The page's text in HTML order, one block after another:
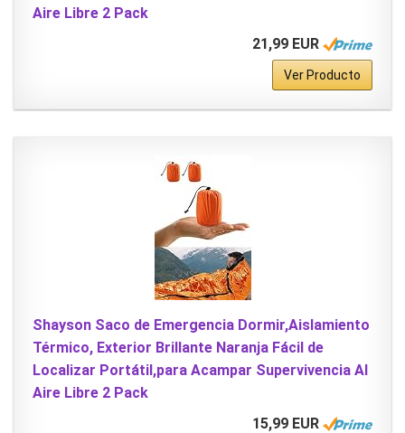
Aire Libre 2 Pack
21,99 EUR
Ver Producto
Shayson Saco de Emergencia Dormir,Aislamiento
Térmico, Exterior Brillante Naranja Fácil de
Localizar Portátil,para Acampar Supervivencia Al
Aire Libre 2 Pack
15,99 EUR